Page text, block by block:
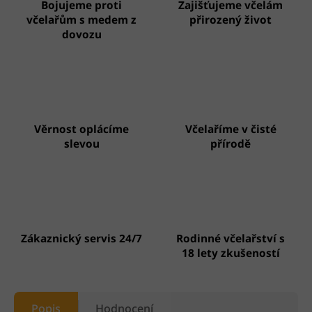
Bojujeme proti
včelařům s medem z
dovozu
Zajišťujeme včelám
přirozený život
Věrnost oplácíme
slevou
Včelaříme v čisté
přírodě
Zákaznický servis 24/7
Rodinné včelařství s
18 lety zkušeností
Popis Hodnocení